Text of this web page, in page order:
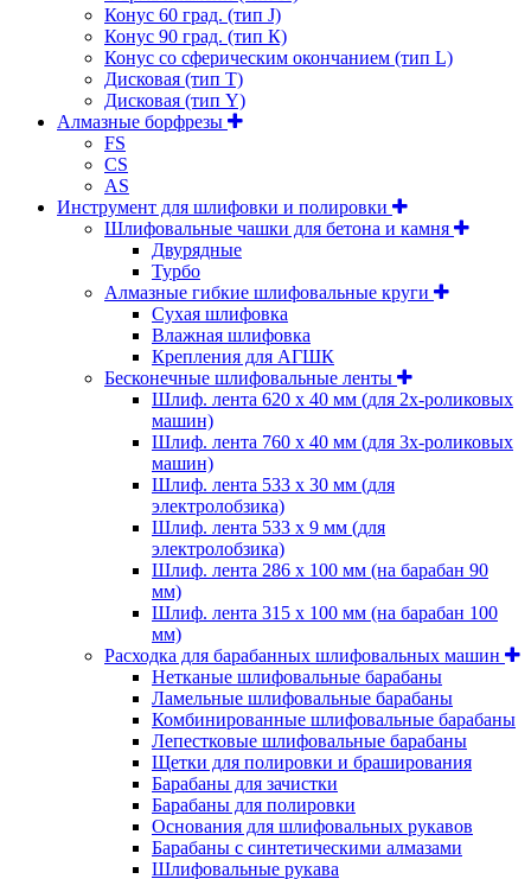
Конус 60 град. (тип J)
Конус 90 град. (тип К)
Конус со сферическим окончанием (тип L)
Дисковая (тип Т)
Дисковая (тип Y)
Алмазные борфрезы
FS
CS
AS
Инструмент для шлифовки и полировки
Шлифовальные чашки для бетона и камня
Двурядные
Турбо
Алмазные гибкие шлифовальные круги
Cухая шлифовка
Влажная шлифовка
Крепления для АГШК
Бесконечные шлифовальные ленты
Шлиф. лента 620 х 40 мм (для 2х-роликовых
машин)
Шлиф. лента 760 х 40 мм (для 3х-роликовых
машин)
Шлиф. лента 533 х 30 мм (для
электролобзика)
Шлиф. лента 533 х 9 мм (для
электролобзика)
Шлиф. лента 286 х 100 мм (на барабан 90
мм)
Шлиф. лента 315 х 100 мм (на барабан 100
мм)
Расходка для барабанных шлифовальных машин
Нетканые шлифовальные барабаны
Ламельные шлифовальные барабаны
Комбинированные шлифовальные барабаны
Лепестковые шлифовальные барабаны
Щетки для полировки и браширования
Барабаны для зачистки
Барабаны для полировки
Основания для шлифовальных рукавов
Барабаны с синтетическими алмазами
Шлифовальные рукава